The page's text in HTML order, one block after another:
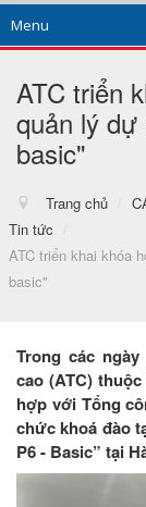
Menu
ATC triển
quản lý dự
basic"
Trang chủ /
Tin tức
/
ATC triển khai khóa
basic"
Trong các
cao (ATC)
hợp với Tổng
chức khoá đào
P6 - Basic” tại